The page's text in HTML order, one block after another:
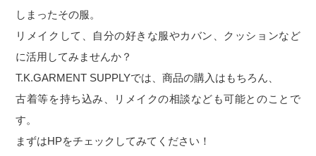
しまったその服。
リメイクして、自分の好きな服やカバン、クッションなど
に活用してみませんか？
T.K.GARMENT SUPPLYでは、商品の購入はもちろん、
古着等を持ち込み、リメイクの相談なども可能とのことで
す。
まずはHPをチェックしてみてください！